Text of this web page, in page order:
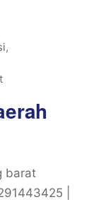
,
barat
|